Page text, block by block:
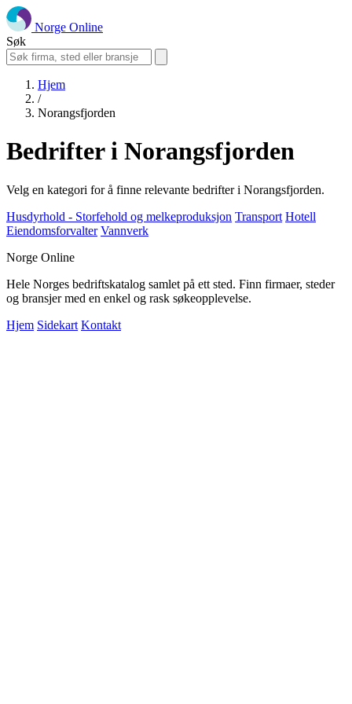
Norge Online
Søk
Hjem
/
Norangsfjorden
Bedrifter i Norangsfjorden
Velg en kategori for å finne relevante bedrifter i Norangsfjorden.
Husdyrhold - Storfehold og melkeproduksjon Transport Hotell
Eiendomsforvalter Vannverk
Norge Online
Hele Norges bedriftskatalog samlet på ett sted. Finn firmaer, steder
og bransjer med en enkel og rask søkeopplevelse.
Hjem Sidekart Kontakt